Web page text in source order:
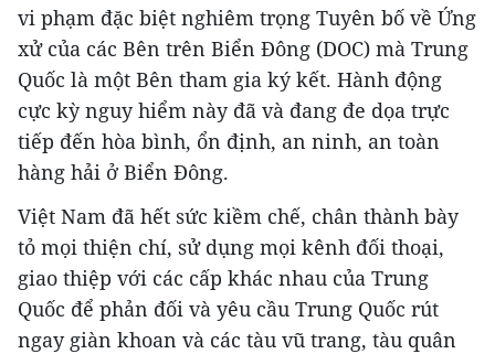
vi phạm đặc biệt nghiêm trọng Tuyên bố về Ứng
xử của các Bên trên Biển Đông (DOC) mà Trung
Quốc là một Bên tham gia ký kết. Hành động
cực kỳ nguy hiểm này đã và đang đe dọa trực
tiếp đến hòa bình, ổn định, an ninh, an toàn
hàng hải ở Biển Đông.
Việt Nam đã hết sức kiềm chế, chân thành bày
tỏ mọi thiện chí, sử dụng mọi kênh đối thoại,
giao thiệp với các cấp khác nhau của Trung
Quốc để phản đối và yêu cầu Trung Quốc rút
ngay giàn khoan và các tàu vũ trang, tàu quân